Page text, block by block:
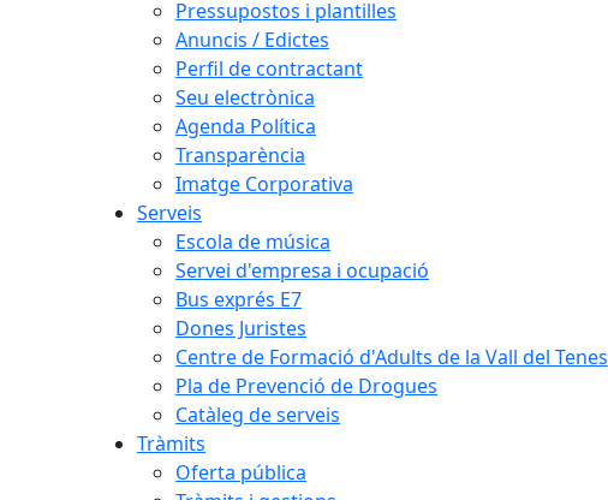
Pressupostos i plantilles
Anuncis / Edictes
Perfil de contractant
Seu electrònica
Agenda Política
Transparència
Imatge Corporativa
Serveis
Escola de música
Servei d'empresa i ocupació
Bus exprés E7
Dones Juristes
Centre de Formació d'Adults de la Vall del Tenes
Pla de Prevenció de Drogues
Catàleg de serveis
Tràmits
Oferta pública